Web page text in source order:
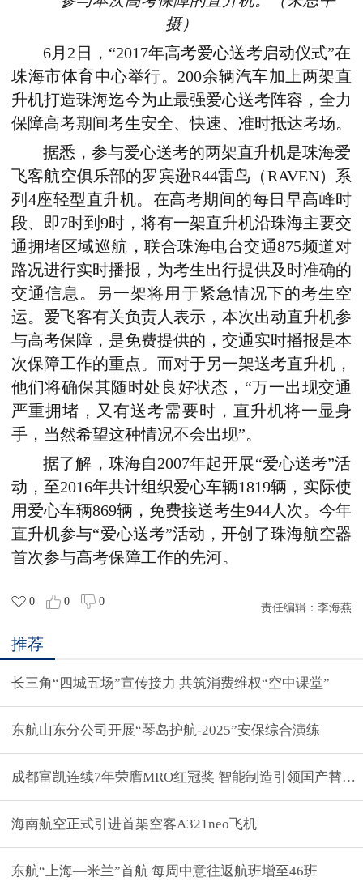
摄）
6月2日，“2017年高考爱心送考启动仪式”在
珠海市体育中心举行。200余辆汽车加上两架直
升机打造珠海迄今为止最强爱心送考阵容，全力
保障高考期间考生安全、快速、准时抵达考场。
据悉，参与爱心送考的两架直升机是珠海爱
飞客航空俱乐部的罗宾逊R44雷鸟（RAVEN）系
列4座轻型直升机。在高考期间的每日早高峰时
段、即7时到9时，将有一架直升机沿珠海主要交
通拥堵区域巡航，联合珠海电台交通875频道对
路况进行实时播报，为考生出行提供及时准确的
交通信息。另一架将用于紧急情况下的考生空
运。爱飞客有关负责人表示，本次出动直升机参
与高考保障，是免费提供的，交通实时播报是本
次保障工作的重点。而对于另一架送考直升机，
他们将确保其随时处良好状态，“万一出现交通
严重拥堵，又有送考需要时，直升机将一显身
手，当然希望这种情况不会出现”。
据了解，珠海自2007年起开展“爱心送考”活
动，至2016年共计组织爱心车辆1819辆，实际使
用爱心车辆869辆，免费接送考生944人次。今年
直升机参与“爱心送考”活动，开创了珠海航空器
首次参与高考保障工作的先河。
0 0 0
责任编辑： 李海燕
推荐
长三角“四城五场”宣传接力 共筑消费维权“空中课堂”
东航山东分公司开展“琴岛护航-2025”安保综合演练
成都富凯连续7年荣膺MRO红冠奖 智能制造引领国产替代
海南航空正式引进首架空客A321neo飞机
东航“上海—米兰”首航 每周中意往返航班增至46班